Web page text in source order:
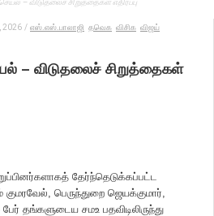
2026 / எஸ்.எஸ்.பாலாஜி தவெக விசிக விஜய்
– விடுதலைச் சிறுத்தைகள்
தேர்ந்தெடுக்கப்பட்ட
பெருந்துறை ஜெயக்குமார்,
தங்களுடைய சமஉ பதவிடிலிருந்து